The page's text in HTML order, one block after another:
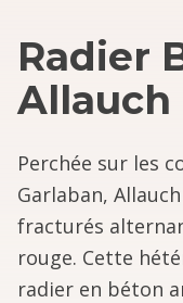
Radier
Allauch
Perchée sur les
Garlaban,
fracturés
rouge. Cette
radier en béton